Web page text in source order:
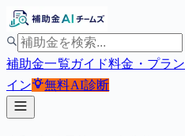
補助金一覧ガイド料金・プラン
イン
無料AI診断